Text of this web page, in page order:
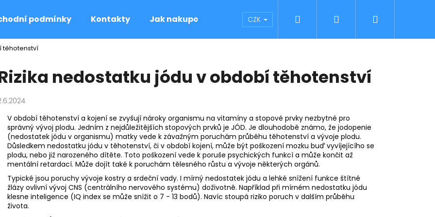
podmínky Kontakty Jak nakupovat BlogCZK Přihlášení
těhotenství
nedostatku jódu v období těhotenství
V období těhotenství a kojení se zvyšují nároky organismu na vitamíny a stopové prvky nezbytné pro
správný vývoj plodu. Jedním z nejdůležitějších stopových prvků je JÓD. Je dlouhodobě známo, že jodopenie
(nedostatek jódu v organismu) matky vede k závažným poruchám průběhu těhotenství a vývoje plodu.
Důsledkem nedostatku jódu v těhotenství, či v období kojení, může být poškození mozku buď vyvíjejícího se
plodu, nebo již narozeného dítěte. Toto poškození vede k poruše psychických funkcí a může končit až
mentální retardací. Může dojít také k poruchám tělesného růstu a vývoje některých orgánů.
Typické jsou poruchy vývoje kostry a srdeční vady. I mírný nedostatek jódu a lehké snížení funkce štítné
žlázy ovlivní vývoj CNS (centrálního nervového systému) doživotně. Například při mírném nedostatku jódu
klesne inteligence (IQ index se může snížit o 7 - 13 bodů). Navíc stoupá riziko poruch v dalším průběhu
života.
Co potřebujete najít?
HLEDAT